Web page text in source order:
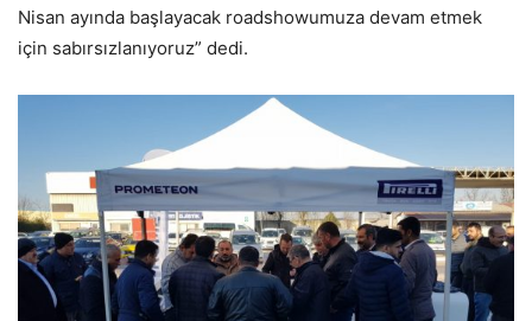
Nisan ayında başlayacak roadshowumuza devam etmek
için sabırsızlanıyoruz” dedi.